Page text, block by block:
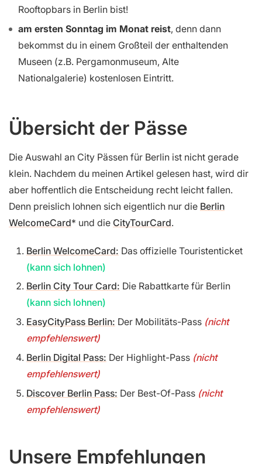
Rooftopbars in Berlin bist!
am ersten Sonntag im Monat reist, denn dann
bekommst du in einem Großteil der enthaltenden
Museen (z.B. Pergamonmuseum, Alte
Nationalgalerie) kostenlosen Eintritt.
Übersicht der Pässe
Die Auswahl an City Pässen für Berlin ist nicht gerade
klein. Nachdem du meinen Artikel gelesen hast, wird dir
aber hoffentlich die Entscheidung recht leicht fallen.
Denn preislich lohnen sich eigentlich nur die Berlin
WelcomeCard
und die CityTourCard.
Berlin WelcomeCard: Das offizielle Touristenticket
(kann sich lohnen)
Berlin City Tour Card: Die Rabattkarte für Berlin
(kann sich lohnen)
EasyCityPass Berlin: Der Mobilitäts-Pass (nicht
empfehlenswert)
Berlin Digital Pass: Der Highlight-Pass (nicht
empfehlenswert)
Discover Berlin Pass: Der Best-Of-Pass (nicht
empfehlenswert)
Unsere Empfehlungen